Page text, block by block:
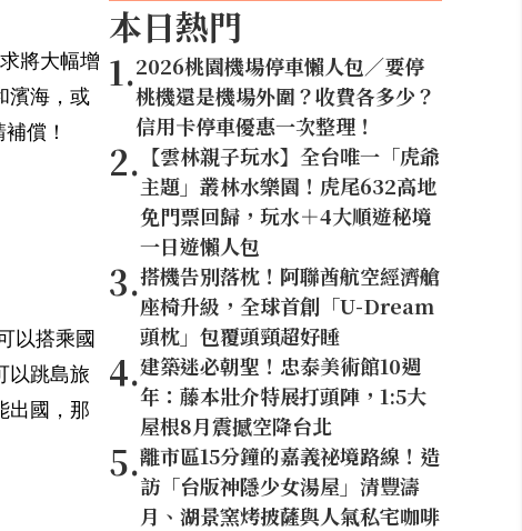
將大幅增
濱海，或
償！
以搭乘國
以跳島旅
出國，那
本日熱門
1.2026桃園機場停車懶人包／要停
桃機還是機場外圍？收費各多少？
信用卡停車優惠一次整理！
2. 【雲林親子玩水】全台唯一「虎爺
主題」叢林水樂園！虎尾632高地
免門票回歸，玩水＋4大順遊秘境
一日遊懶人包
3.搭機告別落枕！阿聯酋航空經濟艙
座椅升級，全球首創「U-Dream
頭枕」包覆頭頸超好睡
4.建築迷必朝聖！忠泰美術館10週
年：藤本壯介特展打頭陣，1:5大
屋根8月震撼空降台北
5.離市區15分鐘的嘉義祕境路線！造
訪「台版神隱少女湯屋」清豐濤
月、湖景窯烤披薩與人氣私宅咖啡